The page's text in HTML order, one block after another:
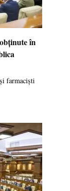
în
farmaciști